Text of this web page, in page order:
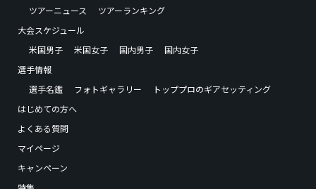
ツアーニュース
ツアーランキング
大会スケジュール
米国男子
米国女子 国内男子
国内女子
選手情報
選手名鑑
フォトギャラリー
トッププロのギアセッティング
はじめての方へ
よくある質問
マイページ
キャンペーン